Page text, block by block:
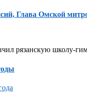
Глава Омской
рязанскую школу-